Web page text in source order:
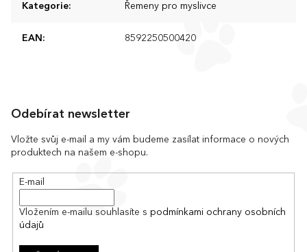
Kategorie: Řemeny pro myslivce
EAN : 8592250500420
Odebírat newsletter
Vložte svůj e-mail a my vám budeme zasílat informace o nových
produktech na našem e-shopu.
E-mail
Vložením e-mailu souhlasíte s podmínkami ochrany osobních
údajů